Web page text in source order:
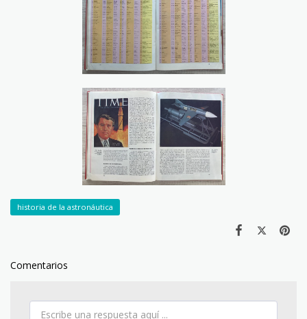
historia de la astronáutica
Comentarios